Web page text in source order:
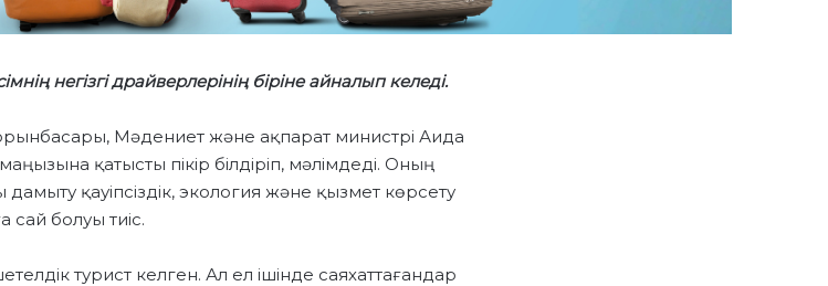
негізгі драйверлерінің біріне айналып келеді.
Мәдениет және ақпарат министрі Аида
қатысты пікір білдіріп, мәлімдеді. Оның
қауіпсіздік, экология және қызмет көрсету
сай болуы тиіс.
турист келген. Ал ел ішінде саяхаттағандар